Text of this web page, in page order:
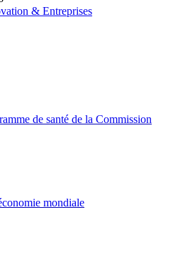
& Entreprises
de santé de la Commission
mondiale